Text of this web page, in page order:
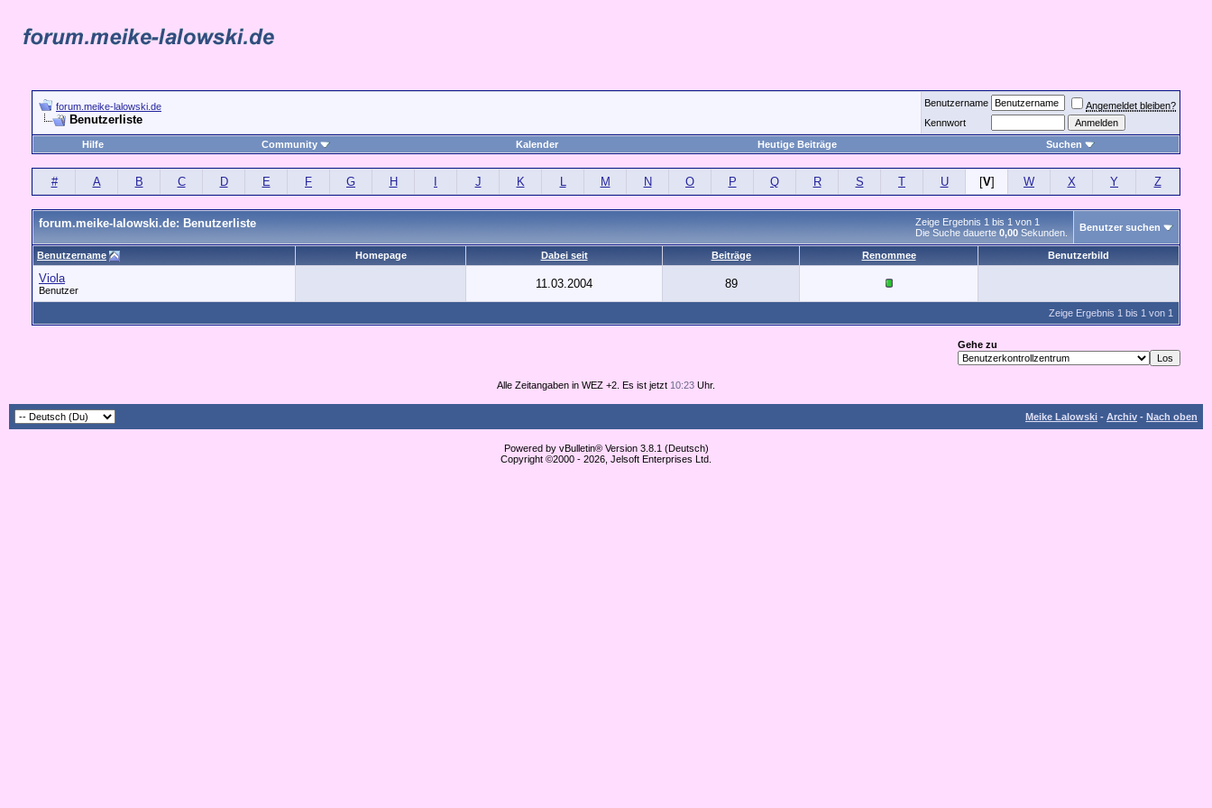
forum.meike-lalowski.de
Benutzerliste
Benutzername
Angemeldet bleiben?
Kennwort
Hilfe
Community Kalender Heutige Beiträge Suchen
# A B C D E F G H J K L M N O P Q R S T U [V] W X Y Z
Zeige Ergebnis 1 bis 1 von 1
Die Suche dauerte 0,00 Sekunden.
forum.meike-lalowski.de: Benutzerliste Benutzer suchen
Benutzername Homepage Dabei seit Beiträge Renommee Benutzerbild
Viola
Benutzer 11.03.2004 89
Zeige Ergebnis 1 bis 1 von 1
Gehe zu
Alle Zeitangaben in WEZ +2. Es ist jetzt 10:23 Uhr.
Meike Lalowski - Archiv - Nach oben
Powered by vBulletin® Version 3.8.1 (Deutsch)
Copyright ©2000 - 2026, Jelsoft Enterprises Ltd.